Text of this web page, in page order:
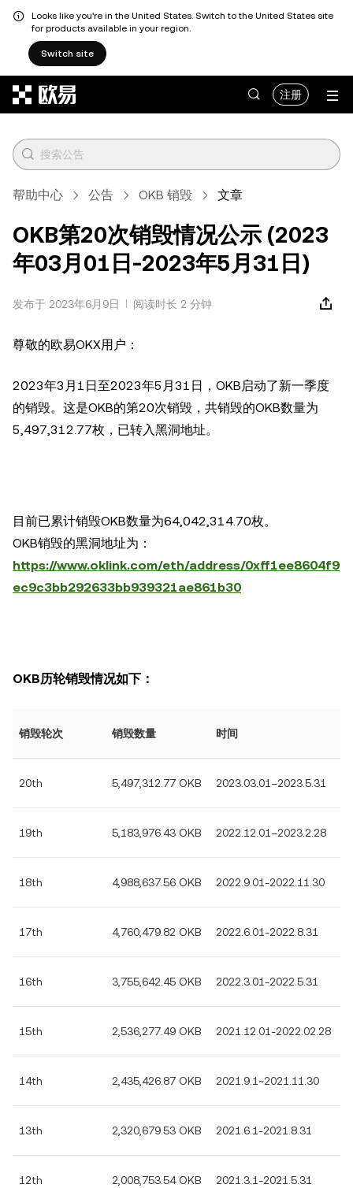
Looks like you're in the United States. Switch to the United States site
for products available in your region.
Switch site
注册
帮助中心 公告 OKB 销毁 文章
OKB第20次销毁情况公示 (2023
年03月01日-2023年5月31日)
发布于 2023年6月9日 阅读时长 2 分钟
尊敬的欧易OKX用户：
2023年3月1日至2023年5月31日，OKB启动了新一季度
的销毁。这是OKB的第20次销毁，共销毁的OKB数量为
5,497,312.77枚，已转入黑洞地址。
目前已累计销毁OKB数量为64,042,314.70枚。
OKB销毁的黑洞地址为：
https://www.oklink.com/eth/address/0xff1ee8604f9
ec9c3bb292633bb939321ae861b30
OKB历轮销毁情况如下：
销毁轮次 销毁数量 时间
20th 5,497,312.77 OKB 2023.03.01–2023.5.31
19th 5,183,976.43 OKB 2022.12.01–2023.2.28
18th 4,988,637.56 OKB 2022.9.01-2022.11.30
17th 4,760,479.82 OKB 2022.6.01-2022.8.31
16th 3,755,642.45 OKB 2022.3.01-2022.5.31
15th 2,536,277.49 OKB 2021.12.01-2022.02.28
14th 2,435,426.87 OKB 2021.9.1~2021.11.30
13th 2,320,679.53 OKB 2021.6.1-2021.8.31
12th 2,008,753.54 OKB 2021.3.1-2021.5.31